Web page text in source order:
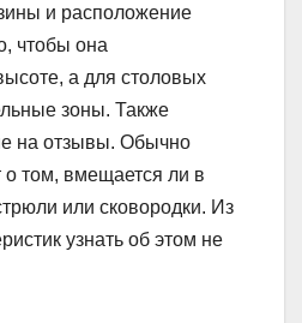
и расположение
чтобы она
а для столовых
зоны. Также
на отзывы. Обычно
о том, вмещается ли в
или сковородки. Из
узнать об этом не